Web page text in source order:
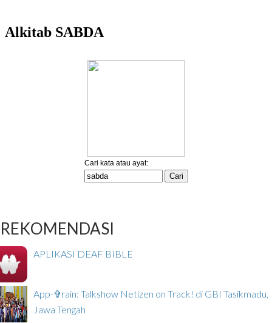
REKOMENDASI
APLIKASI DEAF BIBLE
App-✞rain: Talkshow Netizen on Track! di GBI Tasikmadu,
Jawa Tengah